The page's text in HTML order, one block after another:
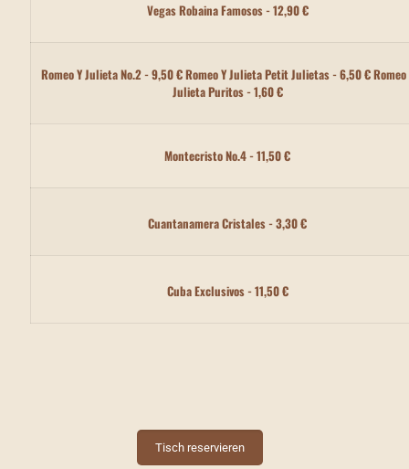
Vegas Robaina Famosos - 12,90 €
Romeo Y Julieta No.2 - 9,50 € Romeo Y Julieta Petit Julietas - 6,50 € Romeo
Julieta Puritos - 1,60 €
Montecristo No.4 - 11,50 €
Cuantanamera Cristales - 3,30 €
Cuba Exclusivos - 11,50 €
Tisch reservieren